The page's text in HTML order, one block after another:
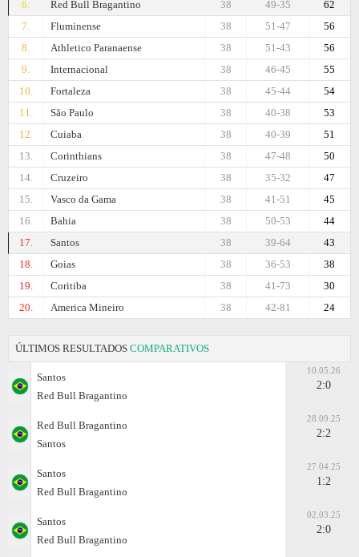
6. Red Bull Bragantino 62
49-35
38
7.
Fluminense 56
51-47
38
8.
Athletico Paranaense 56
51-43
38
9.
Internacional 55
46-45
38
10.
Fortaleza 54
45-44
38
11.
São Paulo 53
40-38
38
12.
Cuiaba 51
40-39
38
13.
Corinthians 50
47-48
38
14.
Cruzeiro 47
35-32
38
15.
Vasco da Gama 45
41-51
38
16.
Bahia 44
50-53
38
17.
Santos 43
39-64
38
18.
Goias 38
36-53
38
19.
Coritiba 30
41-73
38
20.
Amеrica Mineiro 24
42-81
38
ÚLTIMOS RESULTADOS COMPARATIVOS
Santos
Red Bull Bragantino
10.05.26
2:0
Red Bull Bragantino
Santos
28.09.25
2:2
Santos
Red Bull Bragantino
27.04.25
1:2
Santos
Red Bull Bragantino
02.03.25
2:0